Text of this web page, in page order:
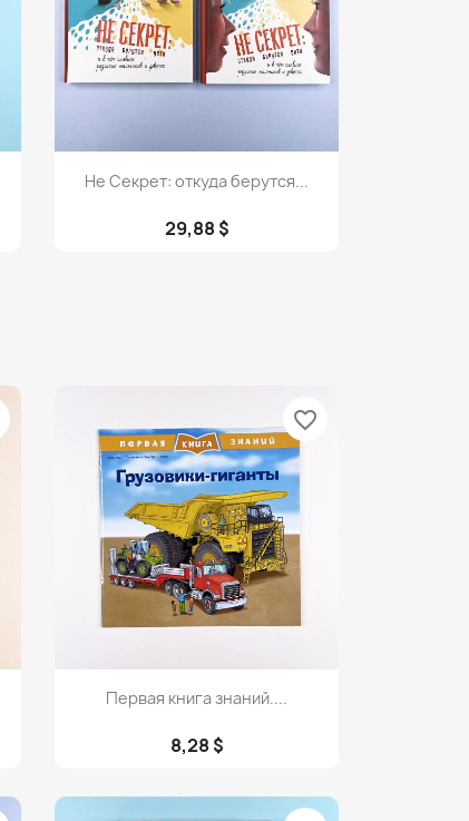
Просмотр
Не Секрет: откуда берутся...
29,88 $
 Просмотр
Первая книга знаний....
8,28 $
favorite_border